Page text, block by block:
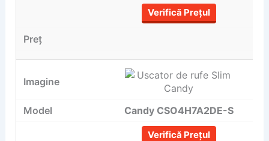
Verifică Prețul
Candy CSO4H7A2DE-S
Verifică Prețul